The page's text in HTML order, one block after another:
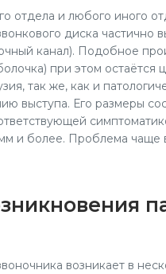
отдела и любого иного
диска частично
канал). Подобное
при этом
так же, как и
выступа. Его размеры
мм и более. Проблема
возникает в